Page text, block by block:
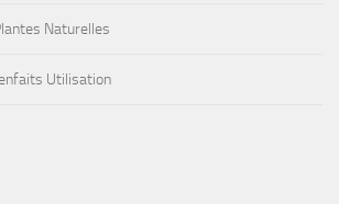
Naturelles
Utilisation